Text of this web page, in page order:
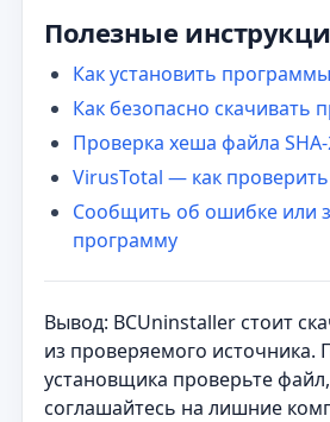
Полезные
Как установить
Как безопасно скачивать
Проверка хеша файла
VirusTotal — как
Сообщить об ошибке или
программу
Вывод: BCUninstaller стоит
из проверяемого источника.
установщика проверьте
соглашайтесь на лишние